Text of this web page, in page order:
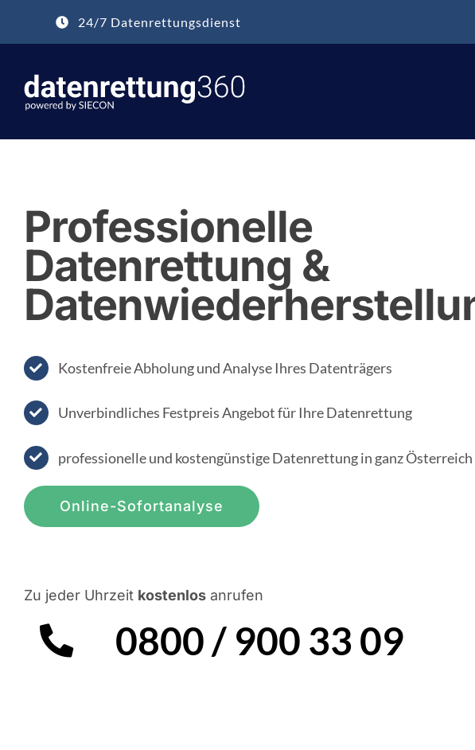
24/7 Datenrettungsdienst
Professionelle
Datenrettung &
Kostenfreie Abholung und Analyse Ihres Datenträgers
Unverbindliches Festpreis Angebot für Ihre Datenrettung
professionelle und kostengünstige Datenrettung in ganz Österreich
Online-Sofortanalyse
Zu jeder Uhrzeit kostenlosanrufen
0800 / 900 33 09